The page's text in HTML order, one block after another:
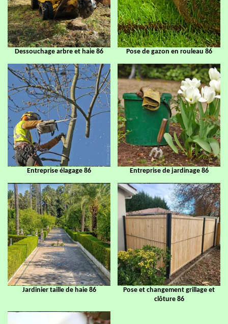
Dessouchage arbre et haie 86 Pose de gazon en rouleau 86
Entreprise élagage 86 Entreprise de jardinage 86
Jardinier taille de haie 86
Pose et changement grillage et
clôture 86